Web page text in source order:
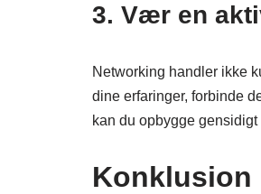
3. Vær en
Networking handler ikke
dine erfaringer, forbinde
kan du opbygge
Konklusion